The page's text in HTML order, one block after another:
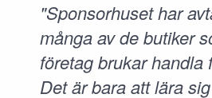
"Sponsorhuset har
många av de butiker
företag brukar handla
Det är bara att lära